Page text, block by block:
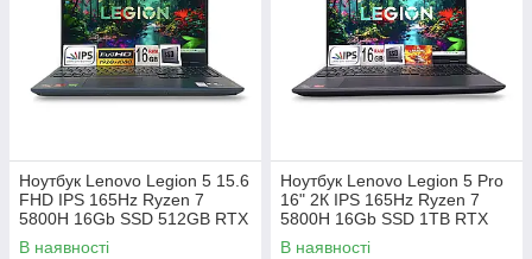
Ноутбук Lenovo Legion 5 15.6
FHD IPS 165Hz Ryzen 7
5800H 16Gb SSD 512GB RTX
3070 8GB
В наявності
Ноутбук Lenovo Legion 5 Pro
16" 2К IPS 165Hz Ryzen 7
5800H 16Gb SSD 1TB RTX
3070 8GB
В наявності